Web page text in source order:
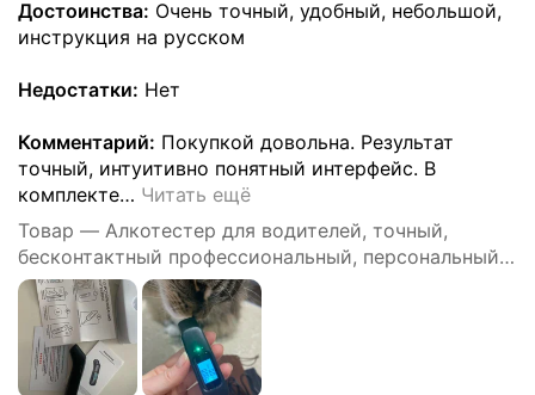
Достоинства: Очень точный, удобный, небольшой,
инструкция на русском
Недостатки: Нет
Комментарий: Покупкой довольна. Результат
точный, интуитивно понятный интерфейс. В
комплекте… Читать ещё
Товар — Алкотестер для водителей, точный,
бесконтактный профессиональный, персональный
DG shop